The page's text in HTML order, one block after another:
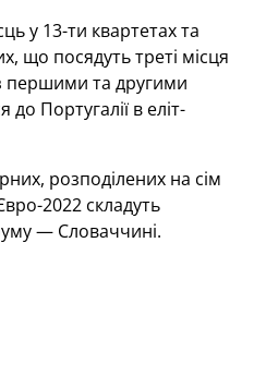
у 13-ти квартетах та
що посядуть треті місця
першими та другими
Португалії в еліт-
розподілених на сім
2022 складуть
— Словаччині.